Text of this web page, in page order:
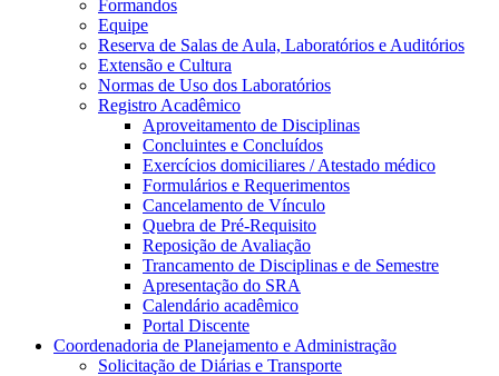
Formandos
Equipe
Reserva de Salas de Aula, Laboratórios e Auditórios
Extensão e Cultura
Normas de Uso dos Laboratórios
Registro Acadêmico
Aproveitamento de Disciplinas
Concluintes e Concluídos
Exercícios domiciliares / Atestado médico
Formulários e Requerimentos
Cancelamento de Vínculo
Quebra de Pré-Requisito
Reposição de Avaliação
Trancamento de Disciplinas e de Semestre
Apresentação do SRA
Calendário acadêmico
Portal Discente
Coordenadoria de Planejamento e Administração
Solicitação de Diárias e Transporte